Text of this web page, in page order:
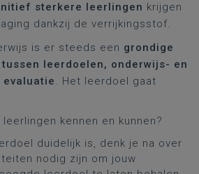
sterkere leerlingen krijgen
dankzij de verrijkingsstof.
is er steeds een grondige
leerdoelen, onderwijs- en
. Het leerdoel gaat
kennen en kunnen?
duidelijk is, denk je na over
nodig zijn om jouw